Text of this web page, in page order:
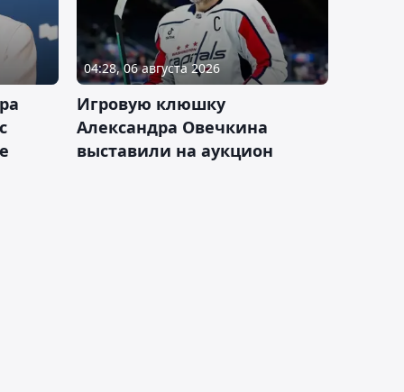
04:28, 06 августа 2026
Игровую клюшку
Александра Овечкина
выставили на аукцион